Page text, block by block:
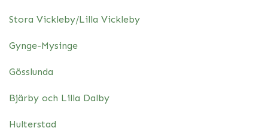
Stora Vickleby/Lilla Vickleby
Gynge-Mysinge
Gösslunda
Bjärby och Lilla Dalby
Hulterstad